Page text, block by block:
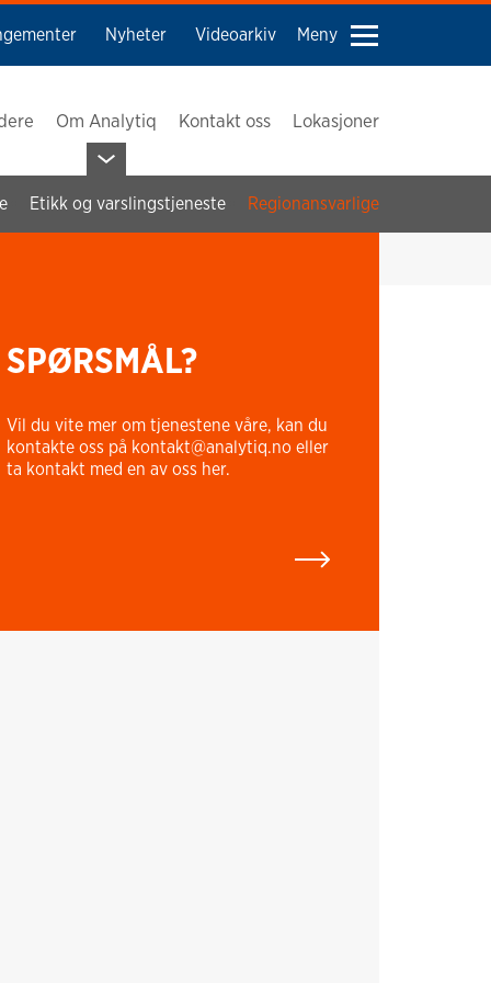
Nyheter Videoarkiv Meny
Om Analytiq Kontakt oss Lokasjoner
Etikk og varslingstjeneste Regionansvarlige
SPØRSMÅL?
Vil du vite mer om tjenestene våre, kan du
kontakte oss på kontakt@analytiq.no eller
ta kontakt med en av oss her.